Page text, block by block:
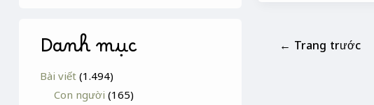
Danh mục
Bài viết (1.494)
Con người (165)
← Trang trước